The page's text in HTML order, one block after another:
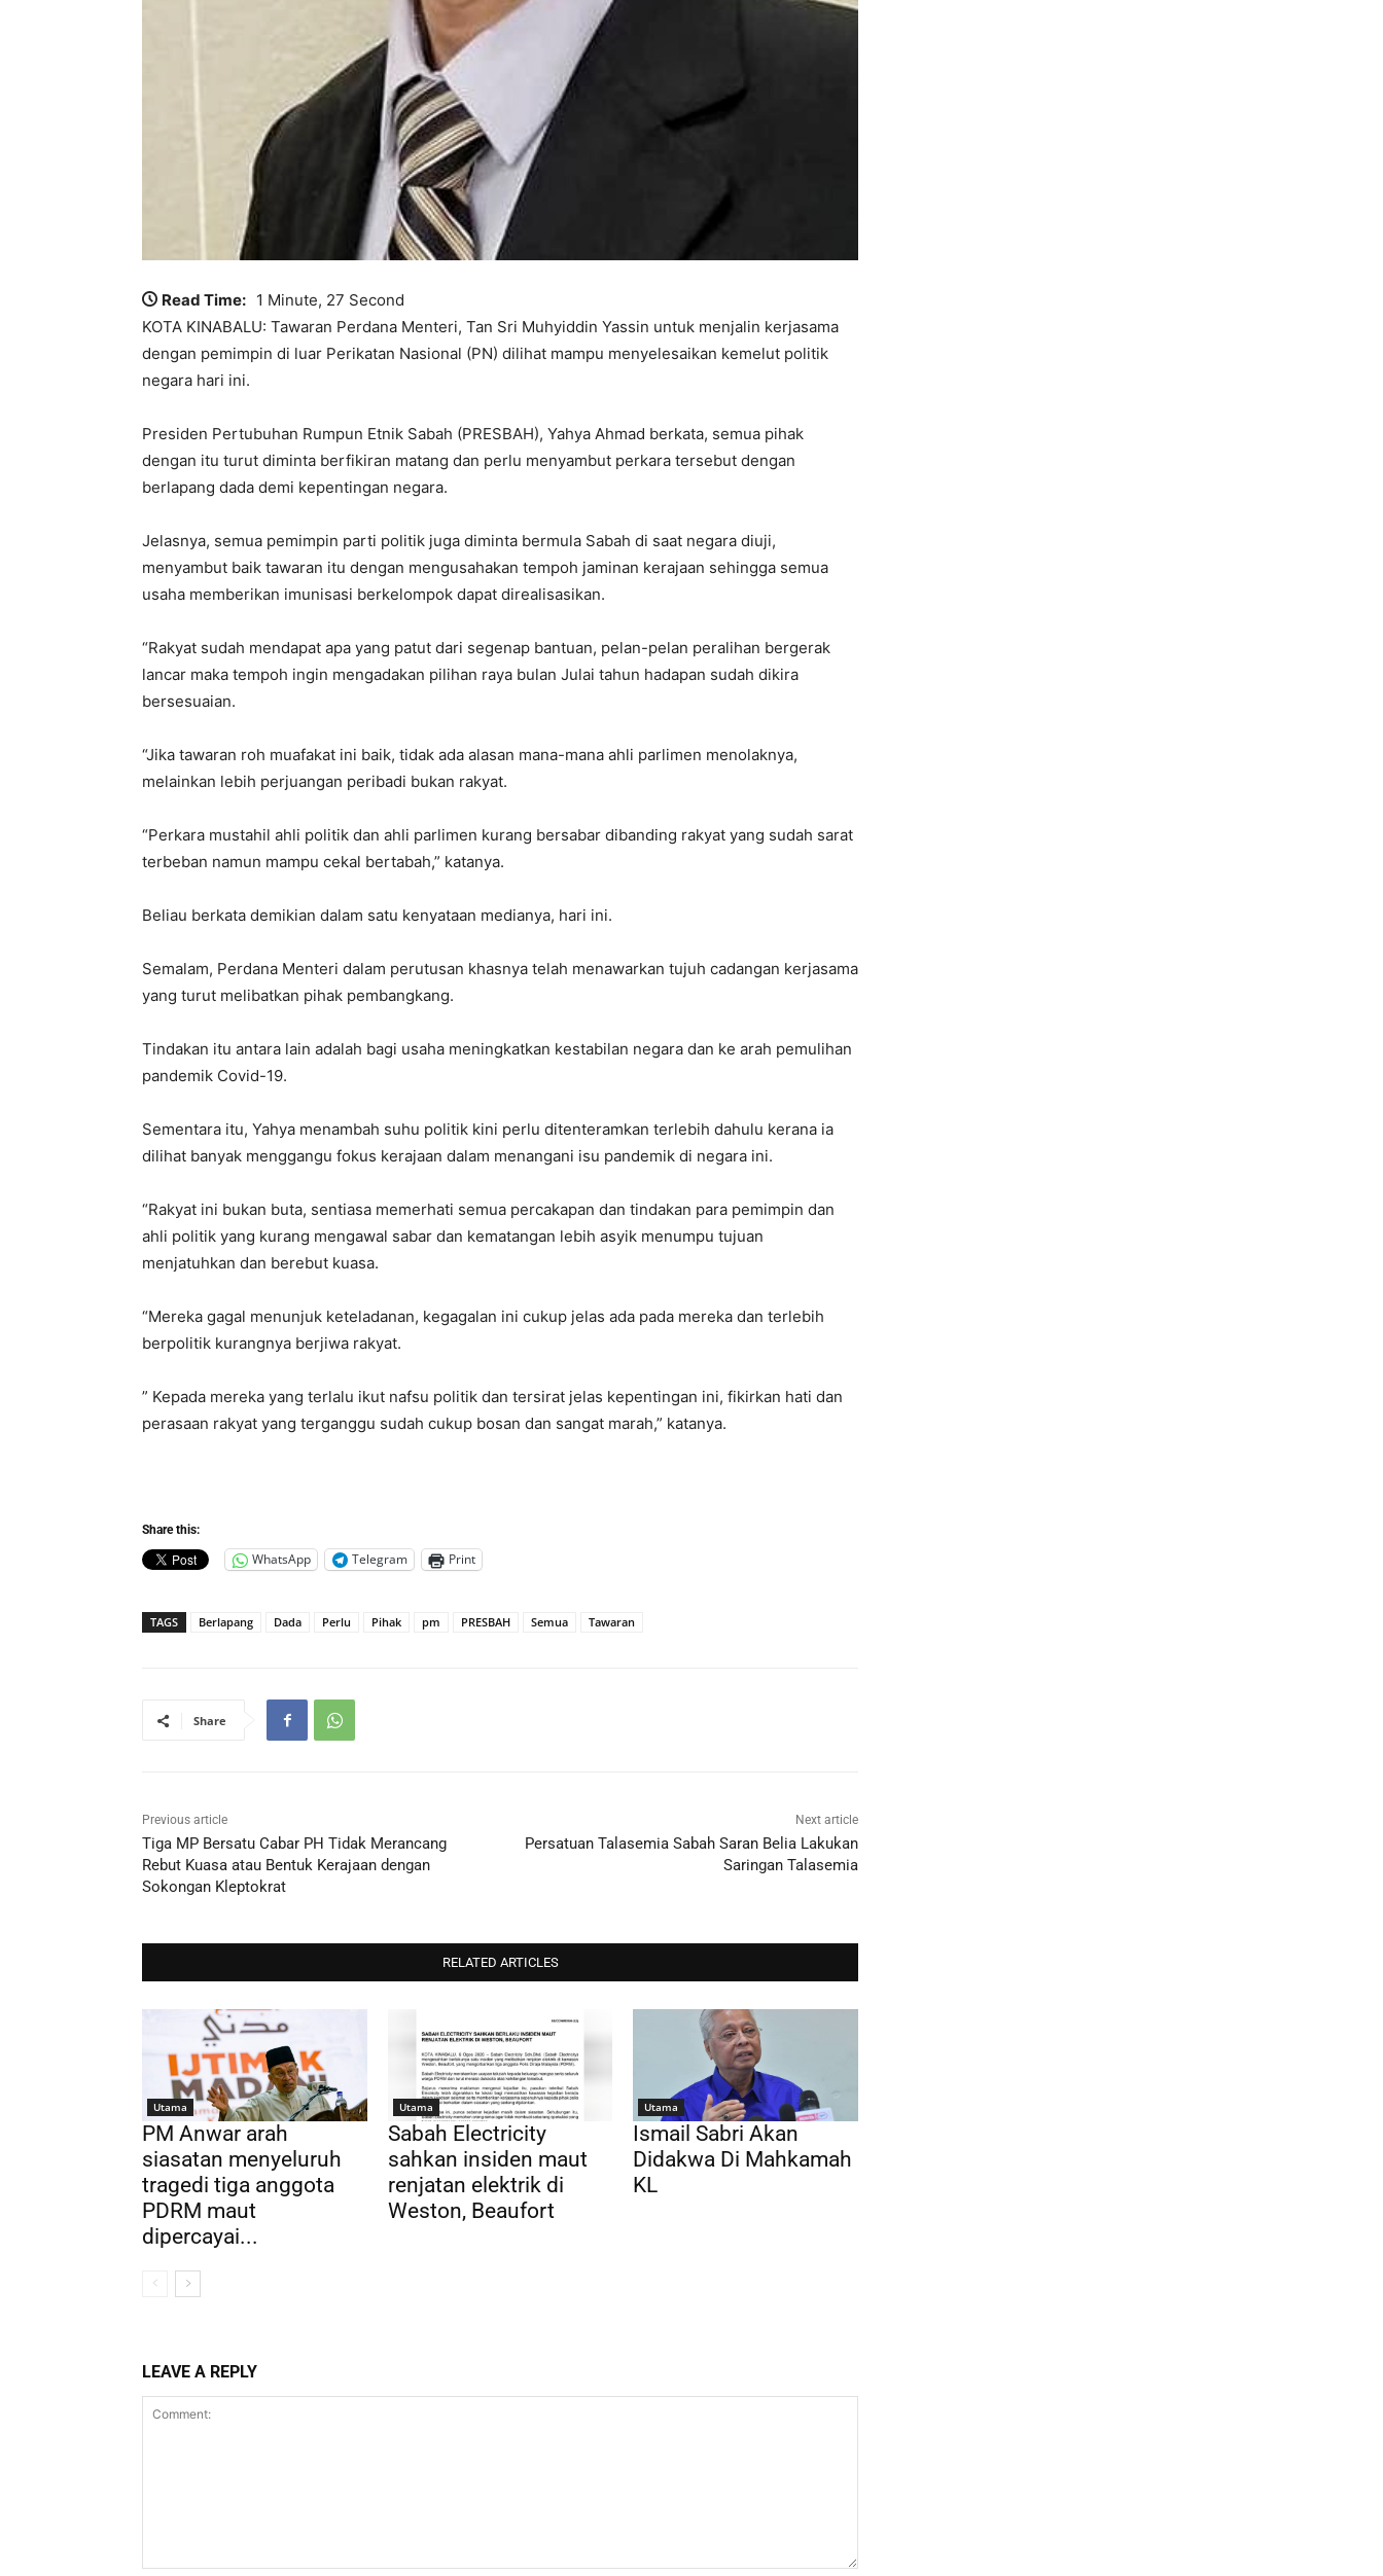
Read Time: 1 Minute, 27 Second
KOTA KINABALU: Tawaran Perdana Menteri, Tan Sri Muhyiddin Yassin untuk menjalin kerjasama
dengan pemimpin di luar Perikatan Nasional (PN) dilihat mampu menyelesaikan kemelut politik
negara hari ini.
Presiden Pertubuhan Rumpun Etnik Sabah (PRESBAH), Yahya Ahmad berkata, semua pihak
dengan itu turut diminta berfikiran matang dan perlu menyambut perkara tersebut dengan
berlapang dada demi kepentingan negara.
Jelasnya, semua pemimpin parti politik juga diminta bermula Sabah di saat negara diuji,
menyambut baik tawaran itu dengan mengusahakan tempoh jaminan kerajaan sehingga semua
usaha memberikan imunisasi berkelompok dapat direalisasikan.
“Rakyat sudah mendapat apa yang patut dari segenap bantuan, pelan-pelan peralihan bergerak
lancar maka tempoh ingin mengadakan pilihan raya bulan Julai tahun hadapan sudah dikira
bersesuaian.
“Jika tawaran roh muafakat ini baik, tidak ada alasan mana-mana ahli parlimen menolaknya,
melainkan lebih perjuangan peribadi bukan rakyat.
“Perkara mustahil ahli politik dan ahli parlimen kurang bersabar dibanding rakyat yang sudah sarat
terbeban namun mampu cekal bertabah,” katanya.
Beliau berkata demikian dalam satu kenyataan medianya, hari ini.
Semalam, Perdana Menteri dalam perutusan khasnya telah menawarkan tujuh cadangan kerjasama
yang turut melibatkan pihak pembangkang.
Tindakan itu antara lain adalah bagi usaha meningkatkan kestabilan negara dan ke arah pemulihan
pandemik Covid-19.
Sementara itu, Yahya menambah suhu politik kini perlu ditenteramkan terlebih dahulu kerana ia
dilihat banyak menggangu fokus kerajaan dalam menangani isu pandemik di negara ini.
“Rakyat ini bukan buta, sentiasa memerhati semua percakapan dan tindakan para pemimpin dan
ahli politik yang kurang mengawal sabar dan kematangan lebih asyik menumpu tujuan
menjatuhkan dan berebut kuasa.
“Mereka gagal menunjuk keteladanan, kegagalan ini cukup jelas ada pada mereka dan terlebih
berpolitik kurangnya berjiwa rakyat.
” Kepada mereka yang terlalu ikut nafsu politik dan tersirat jelas kepentingan ini, fikirkan hati dan
perasaan rakyat yang terganggu sudah cukup bosan dan sangat marah,” katanya.
Share this:
WhatsApp Telegram Print
TAGS Berlapang Dada Perlu Pihak pm PRESBAH Semua Tawaran
Share
Previous article
Tiga MP Bersatu Cabar PH Tidak Merancang
Rebut Kuasa atau Bentuk Kerajaan dengan
Sokongan Kleptokrat
Next article
Persatuan Talasemia Sabah Saran Belia Lakukan
Saringan Talasemia
RELATED ARTICLES
Utama
PM Anwar arah
siasatan menyeluruh
tragedi tiga anggota
PDRM maut
dipercayai...
Utama
Sabah Electricity
sahkan insiden maut
renjatan elektrik di
Weston, Beaufort
Utama
Ismail Sabri Akan
Didakwa Di Mahkamah
KL
LEAVE A REPLY